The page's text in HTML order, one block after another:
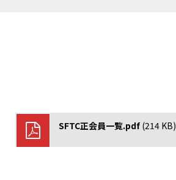
https://jppf.jp
SFTC正会員一覧.pdf (214 KB)